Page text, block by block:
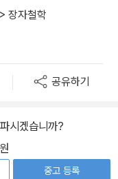
> 장자철학
공유하기
시겠습니까?
중고 등록